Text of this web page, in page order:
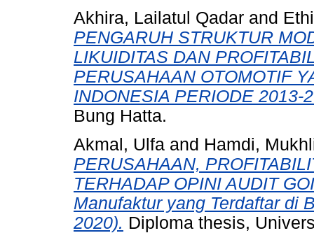
Akhira, Lailatul Qadar and
PENGARUH STRUKTUR
LIKUIDITAS DAN
PERUSAHAAN OTOMOTIF
INDONESIA PERIODE 2013-
Bung Hatta.
Akmal, Ulfa and Hamdi,
PERUSAHAAN,
TERHADAP OPINI AUDIT
Manufaktur yang Terdaftar di
2020). Diploma thesis,